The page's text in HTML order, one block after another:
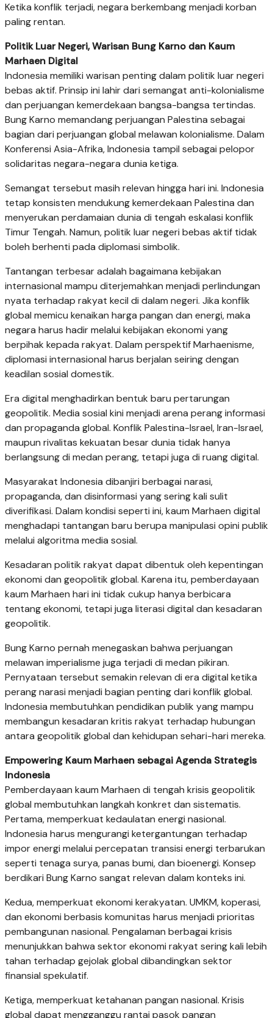
Ketika konflik terjadi, negara berkembang menjadi korban
paling rentan.
Politik Luar Negeri, Warisan Bung Karno dan Kaum
Marhaen Digital
Indonesia memiliki warisan penting dalam politik luar negeri
bebas aktif. Prinsip ini lahir dari semangat anti-kolonialisme
dan perjuangan kemerdekaan bangsa-bangsa tertindas.
Bung Karno memandang perjuangan Palestina sebagai
bagian dari perjuangan global melawan kolonialisme. Dalam
Konferensi Asia-Afrika, Indonesia tampil sebagai pelopor
solidaritas negara-negara dunia ketiga.
Semangat tersebut masih relevan hingga hari ini. Indonesia
tetap konsisten mendukung kemerdekaan Palestina dan
menyerukan perdamaian dunia di tengah eskalasi konflik
Timur Tengah. Namun, politik luar negeri bebas aktif tidak
boleh berhenti pada diplomasi simbolik.
Tantangan terbesar adalah bagaimana kebijakan
internasional mampu diterjemahkan menjadi perlindungan
nyata terhadap rakyat kecil di dalam negeri. Jika konflik
global memicu kenaikan harga pangan dan energi, maka
negara harus hadir melalui kebijakan ekonomi yang
berpihak kepada rakyat. Dalam perspektif Marhaenisme,
diplomasi internasional harus berjalan seiring dengan
keadilan sosial domestik.
Era digital menghadirkan bentuk baru pertarungan
geopolitik. Media sosial kini menjadi arena perang informasi
dan propaganda global. Konflik Palestina-Israel, Iran-Israel,
maupun rivalitas kekuatan besar dunia tidak hanya
berlangsung di medan perang, tetapi juga di ruang digital.
Masyarakat Indonesia dibanjiri berbagai narasi,
propaganda, dan disinformasi yang sering kali sulit
diverifikasi. Dalam kondisi seperti ini, kaum Marhaen digital
menghadapi tantangan baru berupa manipulasi opini publik
melalui algoritma media sosial.
Kesadaran politik rakyat dapat dibentuk oleh kepentingan
ekonomi dan geopolitik global. Karena itu, pemberdayaan
kaum Marhaen hari ini tidak cukup hanya berbicara
tentang ekonomi, tetapi juga literasi digital dan kesadaran
geopolitik.
Bung Karno pernah menegaskan bahwa perjuangan
melawan imperialisme juga terjadi di medan pikiran.
Pernyataan tersebut semakin relevan di era digital ketika
perang narasi menjadi bagian penting dari konflik global.
Indonesia membutuhkan pendidikan publik yang mampu
membangun kesadaran kritis rakyat terhadap hubungan
antara geopolitik global dan kehidupan sehari-hari mereka.
Empowering Kaum Marhaen sebagai Agenda Strategis
Indonesia
Pemberdayaan kaum Marhaen di tengah krisis geopolitik
global membutuhkan langkah konkret dan sistematis.
Pertama, memperkuat kedaulatan energi nasional.
Indonesia harus mengurangi ketergantungan terhadap
impor energi melalui percepatan transisi energi terbarukan
seperti tenaga surya, panas bumi, dan bioenergi. Konsep
berdikari Bung Karno sangat relevan dalam konteks ini.
Kedua, memperkuat ekonomi kerakyatan. UMKM, koperasi,
dan ekonomi berbasis komunitas harus menjadi prioritas
pembangunan nasional. Pengalaman berbagai krisis
menunjukkan bahwa sektor ekonomi rakyat sering kali lebih
tahan terhadap gejolak global dibandingkan sektor
finansial spekulatif.
Ketiga, memperkuat ketahanan pangan nasional. Krisis
global dapat mengganggu rantai pasok pangan